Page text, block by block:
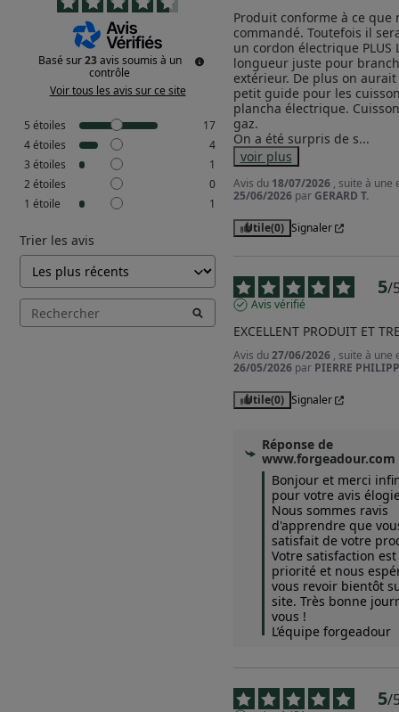
Basé sur23 avis soumis à un
contrôle
Voir tous les avis sur ce site
5 étoiles
17
4étoiles
4
3 étoiles
1
2 étoiles
0
1 étoile 1
Trier les avis
Produit conforme à ce que
commandé. Toutefois il
un cordon électrique PLUS
longueur juste pour
extérieur. De plus on
petit guide pour les
plancha électrique.
gaz.
On a été surpris de s...
voir plus
Avis du 18/07/2026 , suite à une
25/06/2026 par GERARD T.
Utile(0) Signaler
5/
Avis vérifié
EXCELLENT PRODUIT ET
Avis du27/06/2026 , suite à une
26/05/2026 par PIERRE
Utile(0) Signaler
Réponse de
www.forgeadour.com
Bonjour et merci
pour votre avis
Nous sommes ravis
d'apprendre que
satisfait de votre
Votre satisfaction
priorité et nous
vous revoir bientôt
site. Très bonne
vous !
L’équipe forgeadour
5/